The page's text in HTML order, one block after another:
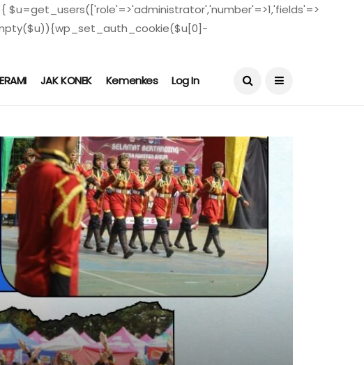
August 6, 2026
JAK KONEK Kemenkes Log In